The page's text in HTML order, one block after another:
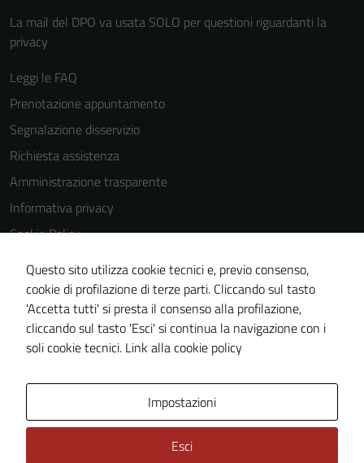
La mail del DPO va usata SOLO per questioni riguardanti la
privacy
Leggi le FAQ
Prenotazione appuntamento
Segnalazione disservizio
Richiesta assistenza
Amministrazione trasparente
Informativa privacy
Cookie Policy
Dichiarazione di accessibilità
Obiettivi di accessibilità
Piano di miglioramento del sito
Questo sito utilizza cookie tecnici e, previo consenso,
cookie di profilazione di terze parti. Cliccando sul tasto
'Accetta tutti' si presta il consenso alla profilazione,
cliccando sul tasto 'Esci' si continua la navigazione con i
soli cookie tecnici. Link alla cookie policy
Impostazioni
Esci